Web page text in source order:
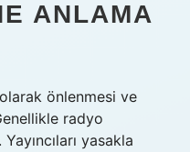
ANLAMA
önlenmesi ve
radyo
yasakla